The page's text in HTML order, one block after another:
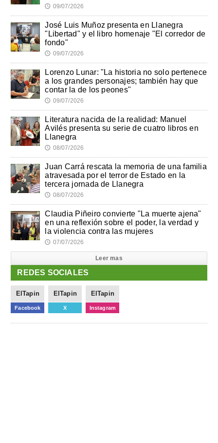
🕔 09/07/2026
José Luis Muñoz presenta en Llanegra
"Libertad" y el libro homenaje "El corredor de
fondo"
🕔 09/07/2026
Lorenzo Lunar: "La historia no solo pertenece
a los grandes personajes; también hay que
contar la de los peones"
🕔 09/07/2026
Literatura nacida de la realidad: Manuel
Avilés presenta su serie de cuatro libros en
Llanegra
🕔 08/07/2026
Juan Carrá rescata la memoria de una familia
atravesada por el terror de Estado en la
tercera jornada de Llanegra
🕔 08/07/2026
Claudia Piñeiro convierte "La muerte ajena"
en una reflexión sobre el poder, la verdad y
la violencia contra las mujeres
🕔 07/07/2026
Leer mas
REDES SOCIALES
ElTapin
Facebook
ElTapin
X
ElTapin
Instagram